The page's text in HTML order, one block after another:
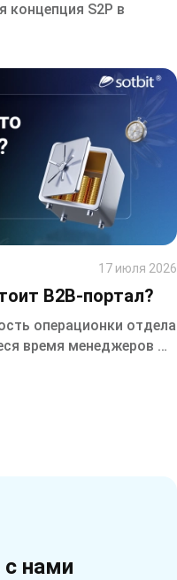
концепция S2P в
17 июля 2026
B2B-портал?
операционки отдела
время менеджеров —
нами